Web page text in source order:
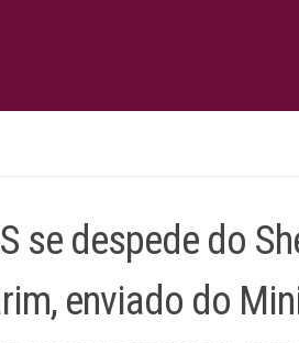
se despede do
enviado do